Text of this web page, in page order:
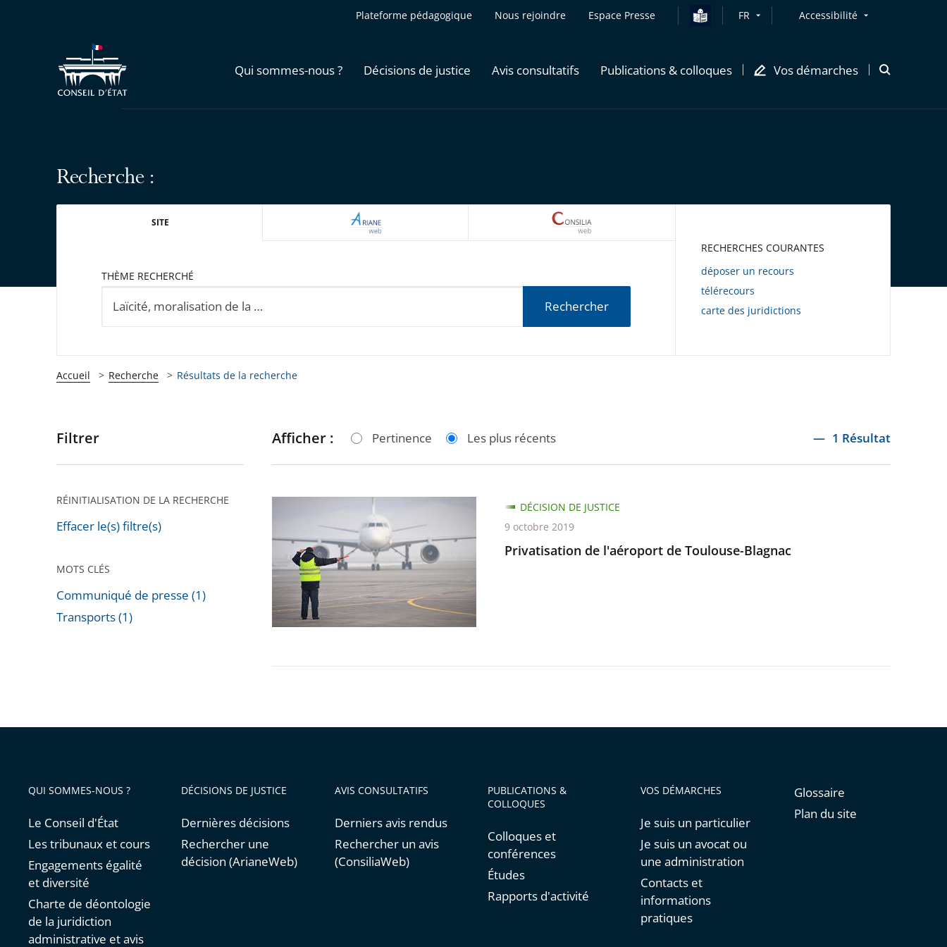
Plateforme pédagogique Nous rejoindre Espace Presse FR Accessibilité
Qui sommes-nous ? Décisions de justice Avis consultatifs Publications & colloques Vos démarches
Ouvrir
Recherche :
SITE ARIANEWEB
THÈME RECHERCHÉ
Rechercher
RECHERCHES COURANTES
déposer un recours
télérecours
carte des juridictions
Accueil Recherche Résultats de la recherche
Passer
pour
après
Filtrer
RÉINITIALISATION DE LA RECHERCHE
Effacer le(s) filtre(s)
MOTS CLÉS
Communiqué de presse (1)
Transports (1)
avant
Afficher : Pertinence Les plus récents 1 Résultat
l'aéroport
de
Toulouse-
Blagnac
Privatisation de l'aéroport de Toulouse-Blagnac
DÉCISION DE JUSTICE
9 octobre 2019
QUI SOMMES-NOUS ?
Le Conseil d'État
Les tribunaux et cours
Engagements égalité
et diversité
Charte de déontologie
de la juridiction
administrative et avis
DÉCISIONS DE JUSTICE
Dernières décisions
Rechercher une
décision (ArianeWeb)
AVIS CONSULTATIFS
Derniers avis rendus
Rechercher un avis
(ConsiliaWeb)
PUBLICATIONS &
COLLOQUES
Colloques et
conférences
Études
Rapports d'activité
VOS DÉMARCHES
Je suis un particulier
Je suis un avocat ou
une administration
Contacts et
informations
pratiques
Glossaire
Plan du site